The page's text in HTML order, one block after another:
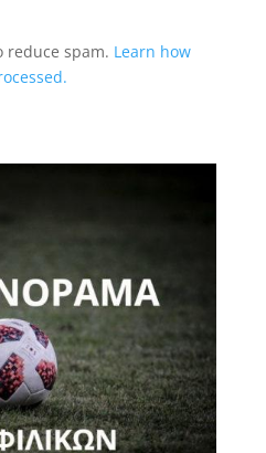
reduce spam. Learn how